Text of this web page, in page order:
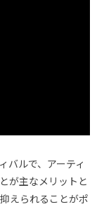
バルで、アーティ
が主なメリットと
えられることがポ